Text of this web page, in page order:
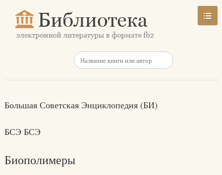
Большая Советская Энциклопедия (БИ)
БСЭ БСЭ
Биополимеры